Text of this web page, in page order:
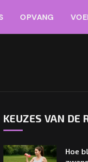
OPVANG
KEUZES VAN DE
Hoe